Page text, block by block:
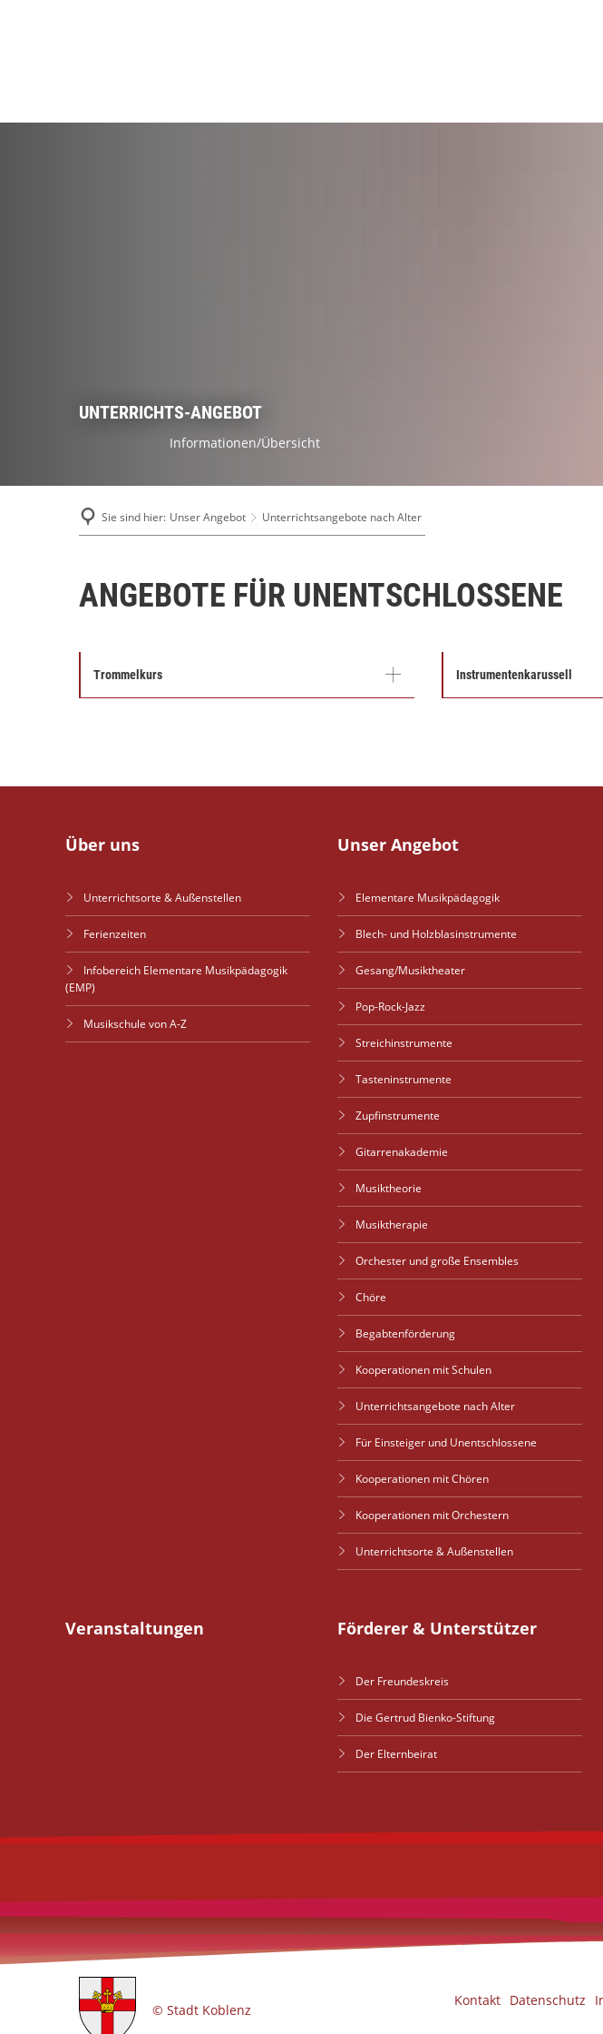
UNTERRICHTS-ANGEBOT
Informationen/Übersicht
Sie sind hier: Unser Angebot Unterrichtsangebote nach Alter
ANGEBOTE FÜR UNENTSCHLOSSENE
Trommelkurs
Über uns
Unterrichtsorte & Außenstellen
Ferienzeiten
Infobereich Elementare Musikpädagogik
(EMP)
Musikschule von A-Z
Unser Angebot
Elementare Musikpädagogik
Blech- und Holzblasinstrumente
Gesang/Musiktheater
Pop-Rock-Jazz
Streichinstrumente
Tasteninstrumente
Zupfinstrumente
Gitarrenakademie
Musiktheorie
Musiktherapie
Orchester und große Ensembles
Chöre
Begabtenförderung
Kooperationen mit Schulen
Unterrichtsangebote nach Alter
Für Einsteiger und Unentschlossene
Kooperationen mit Chören
Kooperationen mit Orchestern
Unterrichtsorte & Außenstellen
Veranstaltungen Förderer & Unterstützer
Der Freundeskreis
Die Gertrud Bienko-Stiftung
Der Elternbeirat
© Stadt Koblenz
Kontakt Datenschutz